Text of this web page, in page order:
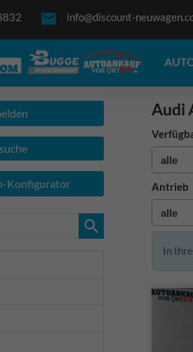
info@discount-
Audi
Antrieb
In
Konfigurator